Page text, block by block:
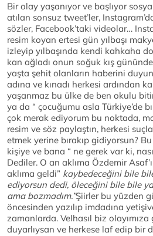
Bir olay yaşanıyor ve başlıyor
atılan sonsuz tweet’ler,
sözler, Facebook’taki videolar…
resim koyan ertesi gün yılbaşı
izleyip yılbaşında kendi kahkaha
kan ağladı onun soğuk kış
yaşta şehit olanların haberini
adına ve kınadı herkesi ardından
yaşanmaz bu ülke de ben okulu
ya da “ çocuğumu asla Türkiye’de
çok merak ediyorum bu noktada,
resim ve söz paylaştın, herkesi
etmek yerine bırakıp gidiyorsun?
kişiye ve bana “ ne gerek var ki,
Dediler. O an aklıma Özdemir
aklıma geldi” kaybedeceğini bile
ediyorsun dedi, öleceğini bile bile
ama bozmadım.”Şiirler bu yüzden
öncesinden yazılıp imdadına
zamanlarda. Velhasıl biz
duyarlıysan ve herkese laf edip bir